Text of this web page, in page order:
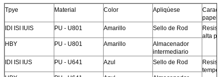
Tpye Material Color Apliqúese
papel
IDI ISI IUIS
PU - U801 Amarillo Sello de Rod
alta
HBY
PU - U801 Amarillo
Almacenador
intermediario
IDI ISI IUS
PU - U641 Azul Sello de Rod